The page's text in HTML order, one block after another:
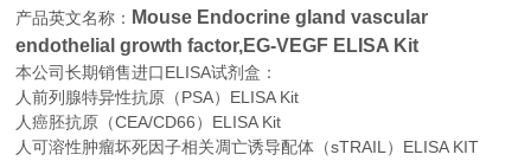
产品英文名称： Mouse Endocrine gland vascular
endothelial growth factor,EG-VEGF ELISA Kit
本公司长期销售进口ELISA试剂盒：
人前列腺特异性抗原（PSA）ELISA Kit
人癌胚抗原（CEA/CD66）ELISA Kit
人可溶性肿瘤坏死因子相关凋亡诱导配体（sTRAIL）ELISA KIT